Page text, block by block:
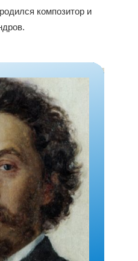
композитор и